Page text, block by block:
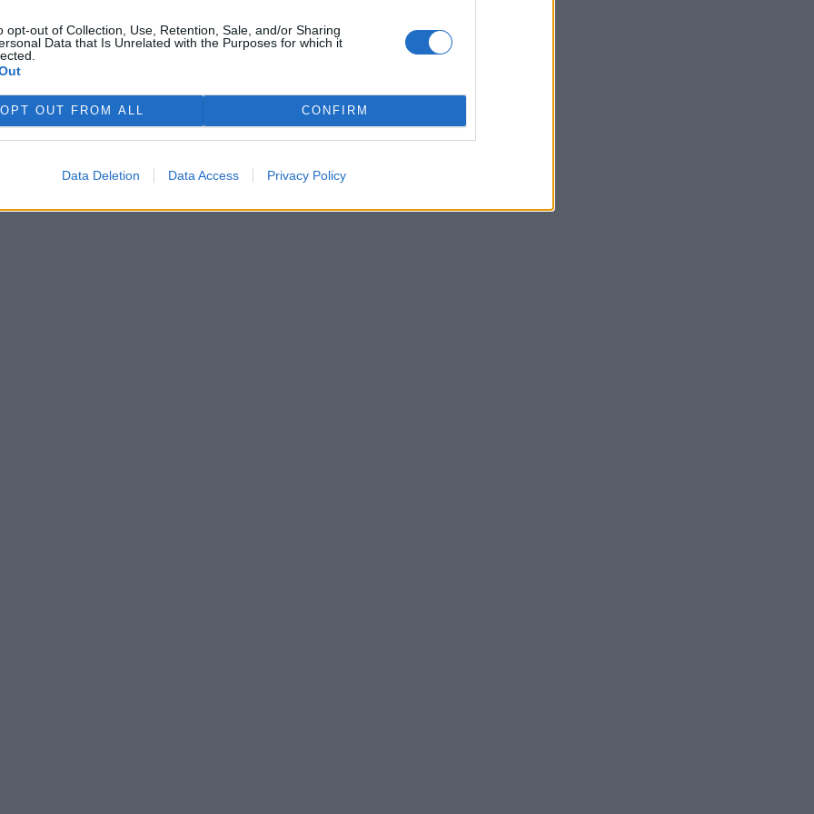
opt-out of Collection, Use, Retention, Sale, and/or Sharing
Data that Is Unrelated with the Purposes for which it
OPT OUT FROM ALL CONFIRM
Data Deletion Data Access Privacy Policy
2004 | Rudolf Matys
Šimić
Leden 2004 | Viktor Dyk